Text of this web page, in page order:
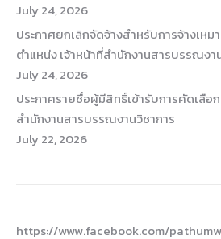
July 24, 2026
ประกาศยกเลิกจัดจ้างสำหรับการจ้างเหม
ตำแหน่ง เจ้าหน้าที่สำนักงานสารบรรณงา
July 24, 2026
ประกาศรายชื่อผู้มีสิทธิ์เข้ารับการคัดเลือ
สำนักงานสารบรรณงานวิชาการ
July 22, 2026
https://www.facebook.com/